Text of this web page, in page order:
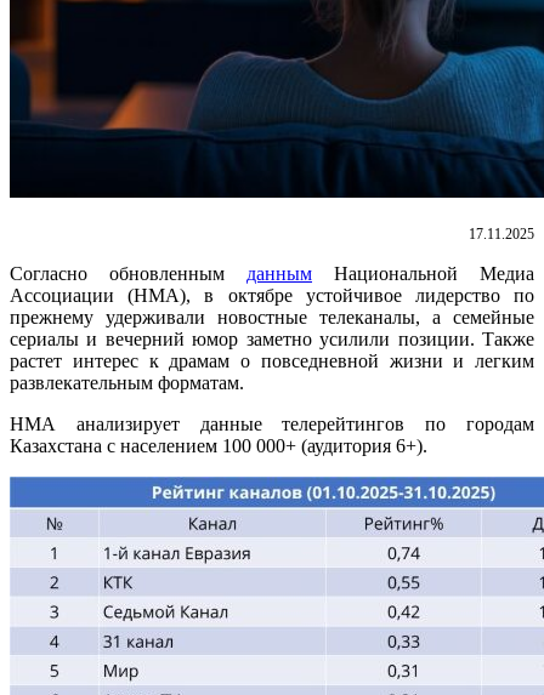
17.11.2025
Согласно обновленным данным Национальной Медиа
Ассоциации (НМА), в октябре устойчивое лидерство по
прежнему удерживали новостные телеканалы, а семейные
сериалы и вечерний юмор заметно усилили позиции. Также
растет интерес к драмам о повседневной жизни и легким
развлекательным форматам.
НМА анализирует данные телерейтингов по городам
Казахстана с населением 100 000+ (аудитория 6+).